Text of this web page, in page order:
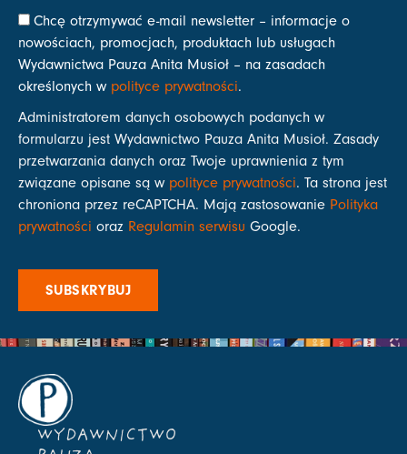
Chcę otrzymywać e-mail newsletter – informacje o
nowościach, promocjach, produktach lub usługach
Wydawnictwa Pauza Anita Musioł – na zasadach
określonych w polityce prywatności.
Administratorem danych osobowych podanych w
formularzu jest Wydawnictwo Pauza Anita Musioł. Zasady
przetwarzania danych oraz Twoje uprawnienia z tym
związane opisane są w polityce prywatności. Ta strona jest
chroniona przez reCAPTCHA. Mają zastosowanie Polityka
prywatności oraz Regulamin serwisu Google.
SUBSKRYBUJ
WYDAWNICTWO